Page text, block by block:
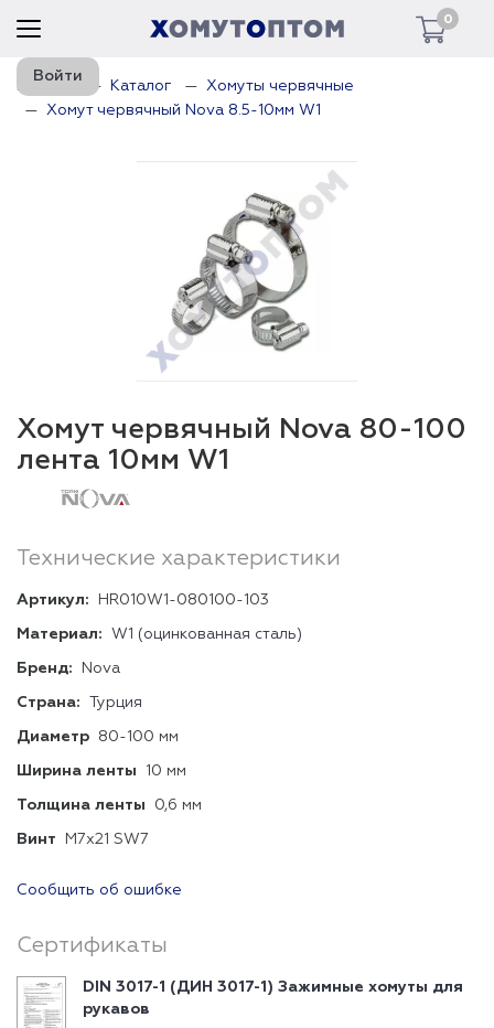
0
Войти
Главная Каталог
Хомуты червячные
Хомут червячный Nova 8.5-10мм W1
Хомут червячный Nova 80-100
лента 10мм W1
Технические характеристики
Артикул: HR010W1-080100-103
Материал: W1 (оцинкованная сталь)
Бренд: Nova
Страна: Турция
Диаметр 80-100 мм
Ширина ленты 10 мм
Толщина ленты 0,6 мм
Винт М7х21 SW7
Сообщить об ошибке
Сертификаты
DIN 3017-1 (ДИН 3017-1) Зажимные хомуты для
рукавов